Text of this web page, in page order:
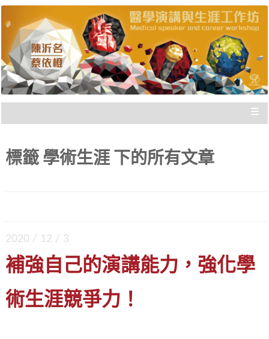
醫學演講與生涯工作坊 |
新思惟國際
陳沂名醫師與蔡依橙醫師，把國際參與經驗歸
納，與您分享，給您走向國際的實際建議，刻畫
出「不枉此生」的專業經歷！
≡
標籤 學術生涯 下的所有文章
2020 / 12 / 3
補強自己的演講能力，強化學
術生涯競爭力！